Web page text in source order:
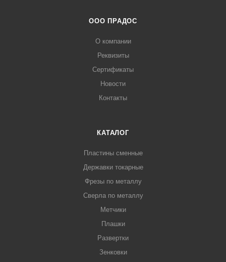
ООО ПРАДОС
О компании
Реквизиты
Сертификаты
Новости
Контакты
КАТАЛОГ
Пластины сменные
Державки токарные
Фрезы по металлу
Сверла по металлу
Метчики
Плашки
Развертки
Зенковки